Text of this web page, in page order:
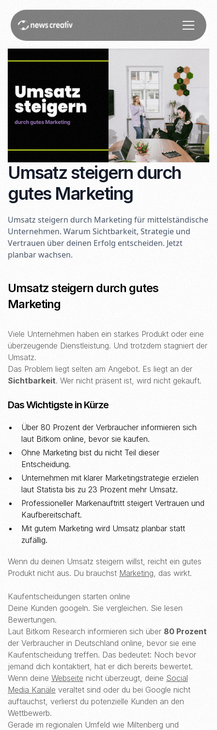
Umsatz steigern durch
gutes Marketing
Umsatz steigern durch Marketing für mittelständische
Unternehmen. Warum Sichtbarkeit, Strategie und
Vertrauen über deinen Erfolg entscheiden. Jetzt
planbar wachsen.
Umsatz steigern durch gutes
Marketing
Viele Unternehmen haben ein starkes Produkt oder eine
überzeugende Dienstleistung. Und trotzdem stagniert der
Umsatz.
Das Problem liegt selten am Angebot. Es liegt an der
Sichtbarkeit. Wer nicht präsent ist, wird nicht gekauft.
Das Wichtigste in Kürze
Über 80 Prozent der Verbraucher informieren sich
laut Bitkom online, bevor sie kaufen.
Ohne Marketing bist du nicht Teil dieser
Entscheidung.
Unternehmen mit klarer Marketingstrategie erzielen
laut Statista bis zu 23 Prozent mehr Umsatz.
Professioneller Markenauftritt steigert Vertrauen und
Kaufbereitschaft.
Mit gutem Marketing wird Umsatz planbar statt
zufällig.
Wenn du deinen Umsatz steigern willst, reicht ein gutes
Produkt nicht aus. Du brauchst Marketing , das wirkt.
Kaufentscheidungen starten online
Deine Kunden googeln. Sie vergleichen. Sie lesen
Bewertungen.
Laut Bitkom Research informieren sich über 80 Prozent
der Verbraucher in Deutschland online, bevor sie eine
Kaufentscheidung treffen. Das bedeutet: Noch bevor
jemand dich kontaktiert, hat er dich bereits bewertet.
Wenn deine Webseite nicht überzeugt, deine Social
Media Kanäle veraltet sind oder du bei Google nicht
auftauchst, verlierst du potenzielle Kunden an den
Wettbewerb.
Gerade im regionalen Umfeld wie Miltenberg und